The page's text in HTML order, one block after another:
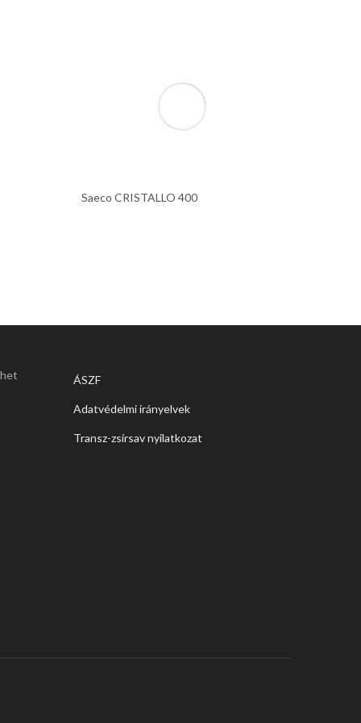
Saeco CRISTALLO 400
ÁSZF
Adatvédelmi irányelvek
Transz-zsírsav nyilatkozat